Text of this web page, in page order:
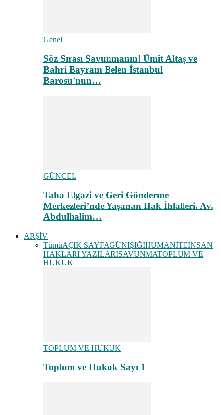
Genel
Söz Sırası Savunmanın! Ümit Altaş ve
Bahri Bayram Belen İstanbul
Barosu’nun…
GÜNCEL
Taha Elgazi ve Geri Gönderme
Merkezleri’nde Yaşanan Hak İhlalleri. Av.
Abdulhalim…
ARŞİV
TümüAÇIK SAYFAGÜNIŞIĞIHUMANİTEİNSAN
HAKLARI YAZILARISAVUNMATOPLUM VE
HUKUK
TOPLUM VE HUKUK
Toplum ve Hukuk Sayı 1